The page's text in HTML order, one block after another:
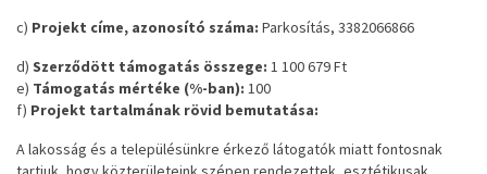
c) Projekt címe, azonosító száma: Parkosítás, 3382066866
d) Szerződött támogatás összege: 1 100 679 Ft
e) Támogatás mértéke (%-ban): 100
f) Projekt tartalmának rövid bemutatása:
A lakosság és a településünkre érkező látogatók miatt fontosnak